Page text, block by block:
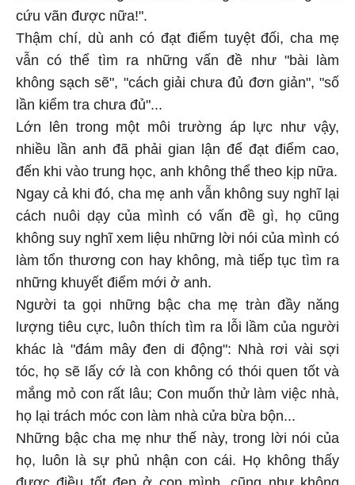
cứu vãn được nữa!".
Thậm chí, dù anh có đạt điểm tuyệt đối, cha mẹ
vẫn có thể tìm ra những vấn đề như "bài làm
không sạch sẽ", "cách giải chưa đủ đơn giản", "số
lần kiểm tra chưa đủ"...
Lớn lên trong một môi trường áp lực như vậy,
nhiều lần anh đã phải gian lận để đạt điểm cao,
đến khi vào trung học, anh không thể theo kịp nữa.
Ngay cả khi đó, cha mẹ anh vẫn không suy nghĩ lại
cách nuôi dạy của mình có vấn đề gì, họ cũng
không suy nghĩ xem liệu những lời nói của mình có
làm tổn thương con hay không, mà tiếp tục tìm ra
những khuyết điểm mới ở anh.
Người ta gọi những bậc cha mẹ tràn đầy năng
lượng tiêu cực, luôn thích tìm ra lỗi lầm của người
khác là "đám mây đen di động": Nhà rơi vài sợi
tóc, họ sẽ lấy cớ là con không có thói quen tốt và
mắng mỏ con rất lâu; Con muốn thử làm việc nhà,
họ lại trách móc con làm nhà cửa bừa bộn...
Những bậc cha mẹ như thế này, trong lời nói của
họ, luôn là sự phủ nhận con cái. Họ không thấy
được điều tốt đẹp ở con mình, cũng như không